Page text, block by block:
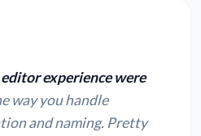
experience were
way you handle
and naming. Pretty